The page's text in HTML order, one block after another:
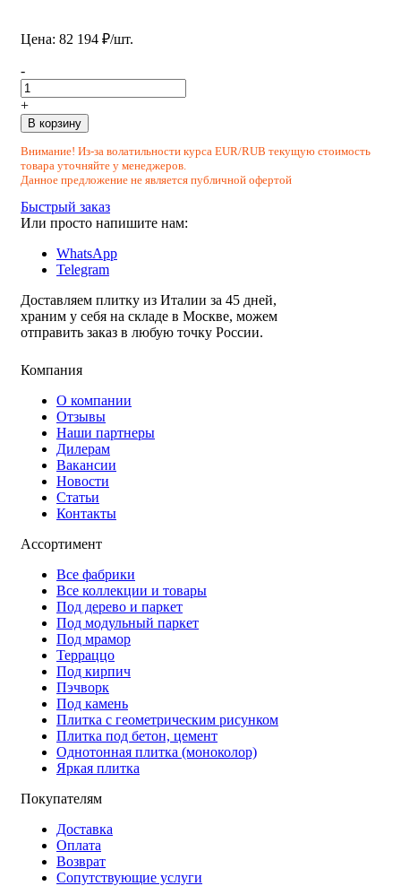
Цена: 82 194 ₽/шт.
-
+
В корзину
Внимание! Из-за волатильности курса EUR/RUB текущую стоимость
товара уточняйте у менеджеров.
Данное предложение не является публичной офертой
Быстрый заказ
Или просто напишите нам:
WhatsApp
Telegram
Доставляем плитку из Италии за 45 дней,
храним у себя на складе в Москве, можем
отправить заказ в любую точку России.
Компания
О компании
Отзывы
Наши партнеры
Дилерам
Вакансии
Новости
Статьи
Контакты
Ассортимент
Все фабрики
Все коллекции и товары
Под дерево и паркет
Под модульный паркет
Под мрамор
Терраццо
Под кирпич
Пэчворк
Под камень
Плитка с геометрическим рисунком
Плитка под бетон, цемент
Однотонная плитка (моноколор)
Яркая плитка
Покупателям
Доставка
Оплата
Возврат
Сопутствующие услуги